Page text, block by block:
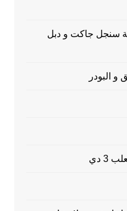
سنجل جاكت و دبل
و البودر
3 دي